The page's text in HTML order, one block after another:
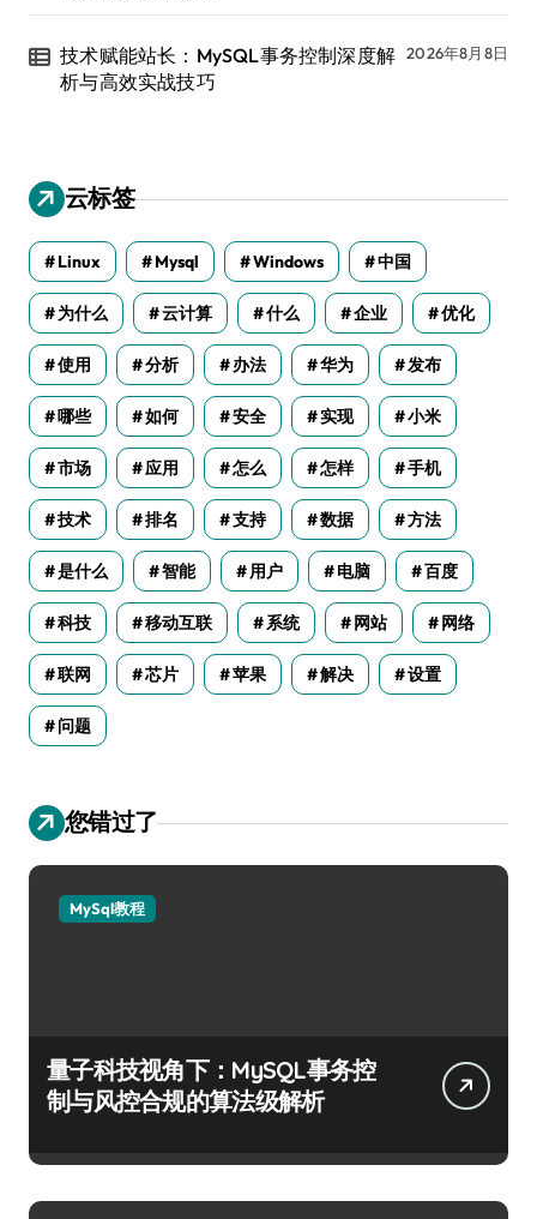
技术赋能站长：MySQL事务控制深度解
析与高效实战技巧
2026年8月8日
云标签
Linux Mysql Windows 中国
为什么 云计算 什么 企业 优化
使用 分析 办法 华为 发布
哪些 如何 安全 实现 小米
市场 应用 怎么 怎样 手机
技术 排名 支持 数据 方法
是什么 智能 用户 电脑 百度
科技 移动互联 系统 网站 网络
联网 芯片 苹果 解决 设置
问题
您错过了
MySql教程
量子科技视角下：MySQL事务控
制与风控合规的算法级解析